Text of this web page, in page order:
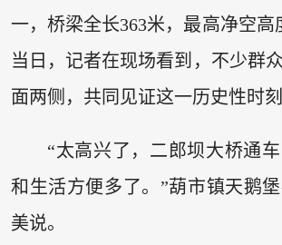
一，桥梁全长363米，最高净空高
当日，记者在现场看到，不少群
面两侧，共同见证这一历史性时刻
“太高兴了，二郎坝大桥通
和生活方便多了。”葫市镇天鹅
美说。